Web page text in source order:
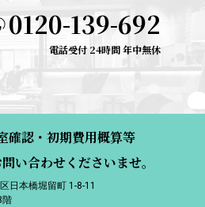
0120-139-692
電話受付 24時間 年中無休
確認・初期費用概算等
い合わせくださいませ。
日本橋堀留町 1-8-11
階